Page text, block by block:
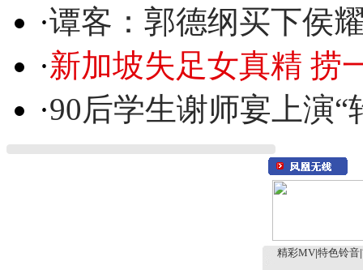
·谭客：郭德纲买下侯
·新加坡失足女真精 捞
·90后学生谢师宴上演“
精彩MV 特色铃音